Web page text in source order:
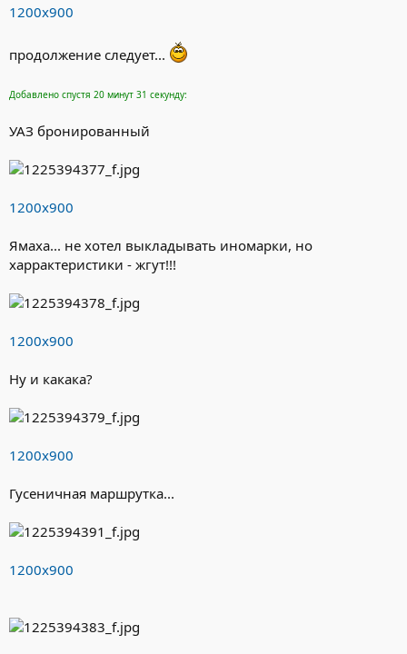
1200х900
продолжение следует...
Добавлено спустя 20 минут 31 секунду:
УАЗ бронированный
1200х900
Ямаха... не хотел выкладывать иномарки, но
харрактеристики - жгут!!!
1200х900
Ну и какака?
1200х900
Гусеничная маршрутка...
1200х900